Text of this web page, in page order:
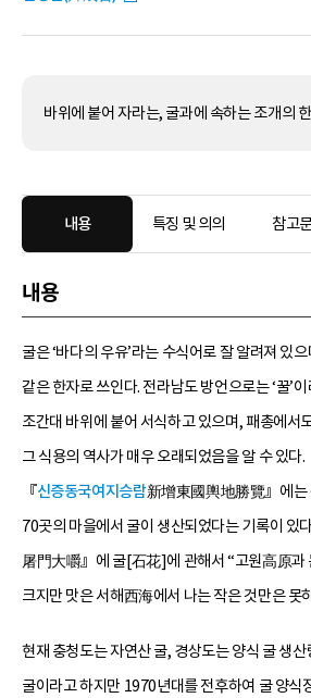
바위에 붙어 자라는, 굴과에 속하는 조개의
내용 특징 및 의의 참고
내용
굴은 ‘바다의 우유’라는 수식어로 잘 알려져 있
같은 한자로 쓰인다. 전라남도 방언으로는 ‘꿀’
조간대 바위에 붙어 서식하고 있으며, 패총에서
그 식용의 역사가 매우 오래되었음을 알 수 있다.
『신증동국여지승람新增東國輿地勝覽』에는
70곳의 마을에서 굴이 생산되었다는 기록이 있
屠門大嚼』에 굴[石花]에 관해서 “고원高原과
크지만 맛은 서해西海에서 나는 작은 것만은 못
현재 충청도는 자연산 굴, 경상도는 양식 굴 생
굴이라고 하지만 1970년대를 전후하여 굴 양식